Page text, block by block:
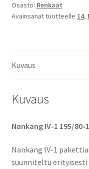
1
määrä
Osasto: Renkaat
Avainsanat tuotteelle 14,
Kuvaus
Kuvaus
Nankang IV-1 195/80-
Nankang IV-1
suunniteltu